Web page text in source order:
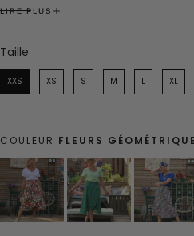
côtés, ajoutant ainsi la touche
vos préférences !
Confection française dans notre
La jupe est confectionnée à la
Marine porte une taille S pour 1m63.
LIRE PLUS
Taille
Taille
XXS XS S M L XL
COULEUR FLEURS